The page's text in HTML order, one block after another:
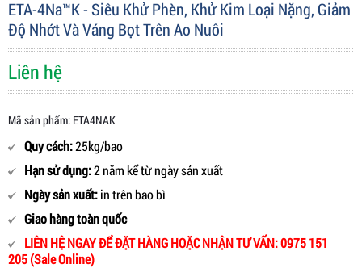
ETA-4Na™K - Siêu Khử Phèn, Khử Kim Loại Nặng, Giảm
Độ Nhớt Và Váng Bọt Trên Ao Nuôi
Liên hệ
Mã sản phẩm: ETA4NAK
Quy cách:25kg/bao
Hạn sử dụng:2 năm kể từ ngày sản xuất
Ngày sản xuất:in trên bao bì
Giao hàng toàn quốc
LIÊN HỆ NGAY ĐỂ ĐẶT HÀNG HOẶC NHẬN TƯ VẤN: 0975 151
205 (Sale Online)